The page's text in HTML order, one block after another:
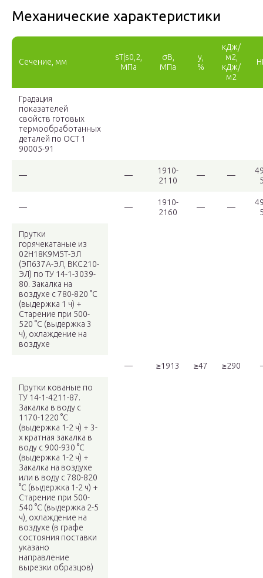
Механические характеристики
Сечение, мм sТ |s0,2
МПа
σB
МПа
y,
%
кДж/
м2,
кДж/
м2
Градация
показателей
свойств готовых
термообработанных
деталей по ОСТ 1
90005-91
— —
1910-
2110
— —
— —
1910-
2160
— —
Прутки
горячекатаные из
02Н18К9М5Т-ЭЛ
(ЭП637А-ЭЛ, ВКС210-
ЭЛ) по ТУ 14-1-3039-
80. Закалка на
воздухе с 780-820 °С
(выдержка 1 ч) +
Старение при 500-
520 °С (выдержка 3
ч), охлаждение на
воздухе
— ≥1913 ≥47 ≥290
Прутки кованые по
ТУ 14-1-4211-87.
Закалка в воду с
1170-1220 °C
(выдержка 1-2 ч) + 3-
х кратная закалка в
воду с 900-930 °C
(выдержка 1-2 ч) +
Закалка на воздухе
или в воду с 780-820
°C (выдержка 1-2 ч) +
Старение при 500-
540 °C (выдержка 2-5
ч), охлаждение на
воздухе (в графе
состояния поставки
указано
направление
вырезки образцов)